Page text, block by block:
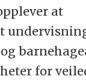
at
for